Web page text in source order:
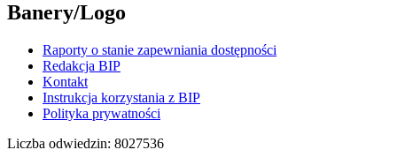
Banery/Logo
Raporty o stanie zapewniania dostępności
Redakcja BIP
Kontakt
Instrukcja korzystania z BIP
Polityka prywatności
Liczba odwiedzin: 8027536